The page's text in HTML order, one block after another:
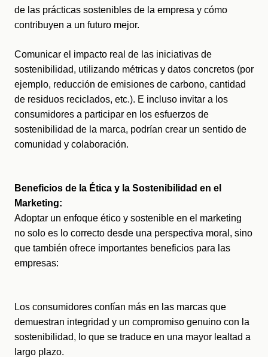
de las prácticas sostenibles de la empresa y cómo
contribuyen a un futuro mejor.
Comunicar el impacto real de las iniciativas de
sostenibilidad, utilizando métricas y datos concretos (por
ejemplo, reducción de emisiones de carbono, cantidad
de residuos reciclados, etc.). E incluso invitar a los
consumidores a participar en los esfuerzos de
sostenibilidad de la marca, podrían crear un sentido de
comunidad y colaboración.
Beneficios de la Ética y la Sostenibilidad en el
Marketing:
Adoptar un enfoque ético y sostenible en el marketing
no solo es lo correcto desde una perspectiva moral, sino
que también ofrece importantes beneficios para las
empresas:
Los consumidores confían más en las marcas que
demuestran integridad y un compromiso genuino con la
sostenibilidad, lo que se traduce en una mayor lealtad a
largo plazo.